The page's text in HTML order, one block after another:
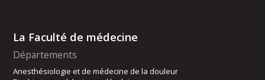
La Faculté de médecine
Départements
Anesthésiologie et de médecine de la douleur